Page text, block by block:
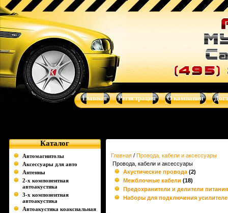
Провода, кабели и аксессуары - Музыка для Вашего авто -
магнитолы, навигационные системы от Clarion, Mystery, Kicker,
Главная Регистрация О компании
Каталог
Автомагнитолы
Аксессуары для авто
Антенны
2-х компонентная
автоакустика
3-х компонентная
автоакустика
Автоакустика коаксиальная
Главная / Провода, кабели и аксессуары
Провода, кабели и аксессуары
Акустические провода (2)
Межблочные кабели (18)
Предохранители и делители питания
Наборы для подключения